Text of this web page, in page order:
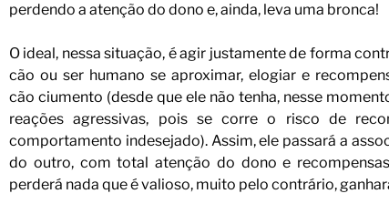
perdendo a atenção do dono e, ainda, leva uma bronca!
O ideal, nessa situação, é agir justamente de forma
cão ou ser humano se aproximar, elogiar e
cão ciumento (desde que ele não tenha, nesse
reações agressivas, pois se corre o risco de
comportamento indesejado). Assim, ele passará a
do outro, com total atenção do dono e
perderá nada que é valioso, muito pelo contrário,